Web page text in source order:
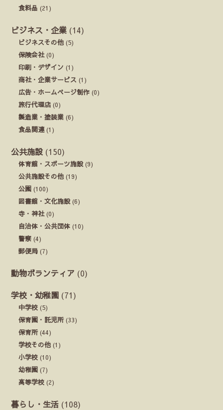
食料品 (21)
ビジネス・企業 (14)
ビジネスその他 (5)
保険会社(0)
印刷・デザイン (1)
商社・企業サービス (1)
広告・ホームページ制作 (0)
旅行代理店 (0)
製造業・塗装業 (6)
食品関連 (1)
公共施設 (150)
体育館・スポーツ施設(9)
公共施設その他 (19)
公園 (100)
図書館・文化施設(6)
寺・神社(0)
自治体・公共団体 (10)
警察 (4)
郵便局 (7)
動物ボランティア (0)
学校・幼稚園 (71)
中学校 (5)
保育園・託児所(33)
保育所(44)
学校その他 (1)
小学校 (10)
幼稚園 (7)
高等学校 (2)
暮らし・生活 (108)